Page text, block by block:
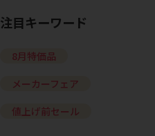
注目キーワード
8月特価品
メーカーフェア
値上げ前セール